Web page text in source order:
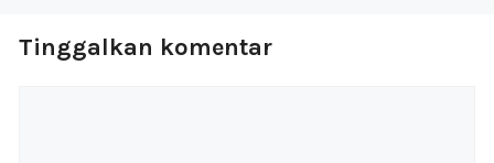
Tinggalkan komentar